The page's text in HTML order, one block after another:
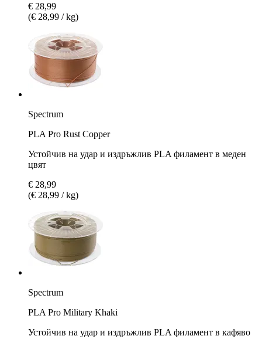
€ 28,99
(€ 28,99 / kg)
Spectrum
PLA Pro Rust Copper
Устойчив на удар и издръжлив PLA филамент в меден
цвят
€ 28,99
(€ 28,99 / kg)
Spectrum
PLA Pro Military Khaki
Устойчив на удар и издръжлив PLA филамент в кафяво